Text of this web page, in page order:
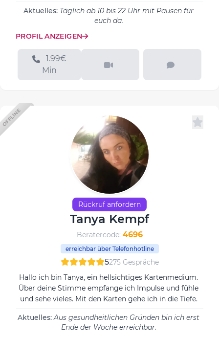
Aktuelles: Täglich ab 10 bis 22 Uhr mit Pausen für
euch da.
PROFIL ANZEIGEN
1.99€
Min
OFFLINE
Rückruf anfordern
Tanya Kempf
Beratercode: 4696
erreichbar über Telefonhotline
5275 Gespräche
Hallo ich bin Tanya, ein hellsichtiges Kartenmedium.
Über deine Stimme empfange ich Impulse und fühle
und sehe vieles. Mit den Karten gehe ich in die Tiefe.
Aktuelles:Aus gesundheitlichen Gründen bin ich erst
Ende der Woche erreichbar.